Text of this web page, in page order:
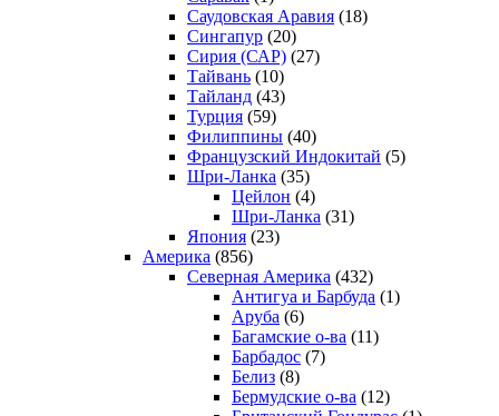
Саудовская Аравия (18)
Сингапур (20)
Сирия (САР) (27)
Тайвань (10)
Тайланд (43)
Турция (59)
Филиппины (40)
Французский Индокитай (5)
Шри-Ланка (35)
Цейлон (4)
Шри-Ланка (31)
Япония (23)
Америка (856)
Северная Америка (432)
Антигуа и Барбуда (1)
Аруба (6)
Багамские о-ва (11)
Барбадос (7)
Белиз (8)
Бермудские о-ва (12)